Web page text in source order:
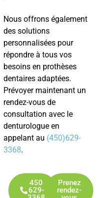
Nous offrons également
des solutions
personnalisées pour
répondre à tous vos
besoins en prothèses
dentaires adaptées.
Prévoyer maintenant un
rendez-vous de
consultation avec le
denturologue en
appelant au (450)629-
3368.
450
629-
Prenez
rendez-